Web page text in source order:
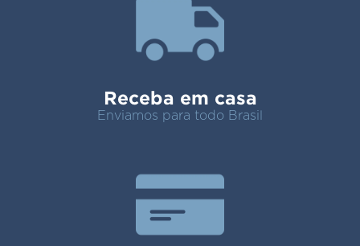
Receba em casa
Enviamos para todo Brasil